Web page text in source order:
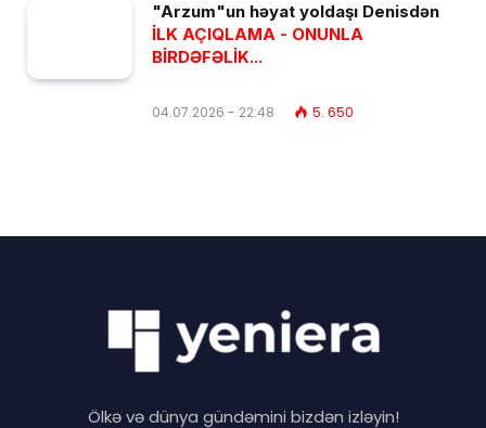
"Arzum"un həyat yoldaşı Denisdən
İLK AÇIQLAMA - ONUNLA
BİRDƏFƏLİK...
04.07.2026 - 22:48 5. 650
Ölkə və dünya gündəmini bizdən izləyin!